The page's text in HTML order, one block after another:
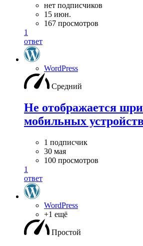
нет подписчиков
15 июн.
167 просмотров
1
ответ
WordPress
Средний
Не отображается
мобильных
1 подписчик
30 мая
100 просмотров
1
ответ
WordPress
+1 ещё
Простой